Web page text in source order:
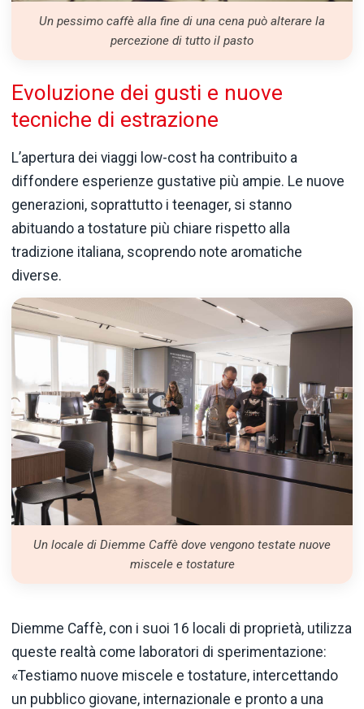
Un pessimo caffè alla fine di una cena può alterare la
percezione di tutto il pasto
Evoluzione dei gusti e nuove
tecniche di estrazione
L’apertura dei viaggi low-cost ha contribuito a
diffondere esperienze gustative più ampie. Le nuove
generazioni, soprattutto i teenager, si stanno
abituando a tostature più chiare rispetto alla
tradizione italiana, scoprendo note aromatiche
diverse.
Un locale di Diemme Caffè dove vengono testate nuove
miscele e tostature
Diemme Caffè, con i suoi 16 locali di proprietà, utilizza
queste realtà come laboratori di sperimentazione:
«Testiamo nuove miscele e tostature, intercettando
un pubblico giovane, internazionale e pronto a una